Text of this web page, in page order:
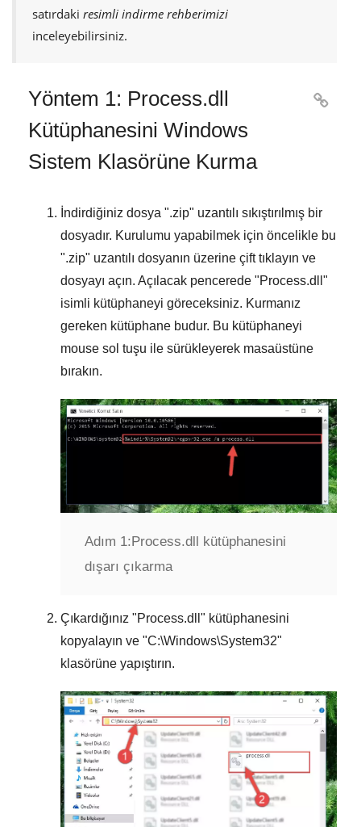
satırdaki resimli indirme rehberimizi
inceleyebilirsiniz.
Yöntem 1: Process.dll
Kütüphanesini Windows
Sistem Klasörüne Kurma

İndirdiğiniz dosya ".zip" uzantılı sıkıştırılmış bir
dosyadır. Kurulumu yapabilmek için öncelikle bu
".zip" uzantılı dosyanın üzerine çift tıklayın ve
dosyayı açın. Açılacak pencerede "Process.dll "
isimli kütüphaneyi göreceksiniz. Kurmanız
gereken kütüphane budur. Bu kütüphaneyi
mouse sol tuşu ile sürükleyerek masaüstüne
bırakın.
Adım 1:Process.dll kütüphanesini
dışarı çıkarma
Çıkardığınız "Process.dll " kütüphanesini
kopyalayın ve "C:\Windows\System32"
klasörüne yapıştırın.